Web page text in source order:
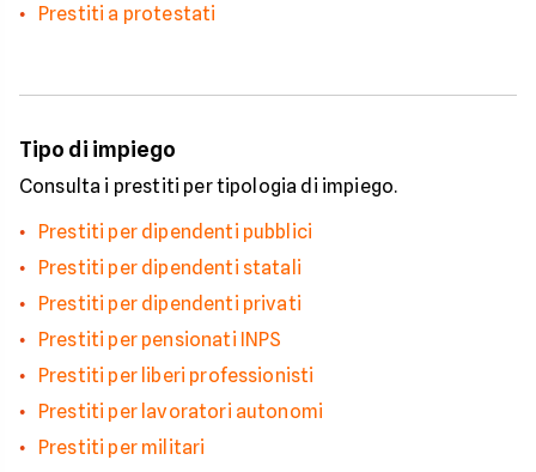
Prestiti a protestati
Tipo di impiego
Consulta i prestiti per tipologia di impiego.
Prestiti per dipendenti pubblici
Prestiti per dipendenti statali
Prestiti per dipendenti privati
Prestiti per pensionati INPS
Prestiti per liberi professionisti
Prestiti per lavoratori autonomi
Prestiti per militari